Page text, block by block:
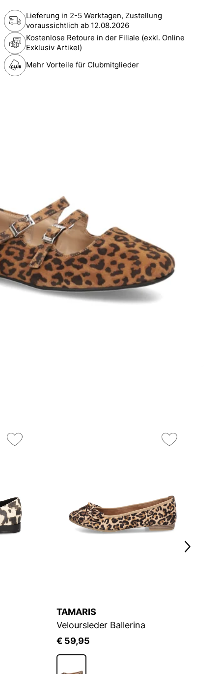
Lieferung in 2-5 Werktagen, Zustellung
voraussichtlich ab 12.08.2026
Kostenlose Retoure in der Filiale (exkl. Online
Exklusiv Artikel)
Mehr Vorteile für Clubmitglieder
TAMARIS
Veloursleder Ballerina
€ 59,95